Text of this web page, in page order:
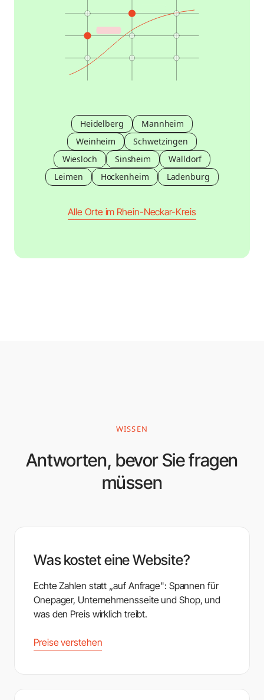
Heidelberg
Mannheim
Weinheim
Schwetzingen
Wiesloch
Sinsheim
Walldorf
Leimen
Hockenheim Ladenburg
Alle Orte im Rhein-Neckar-Kreis
WISSEN
Antworten, bevor Sie fragen
müssen
Was kostet eine Website?
Echte Zahlen statt „auf Anfrage": Spannen für
Onepager, Unternehmensseite und Shop, und
was den Preis wirklich treibt.
Preise verstehen